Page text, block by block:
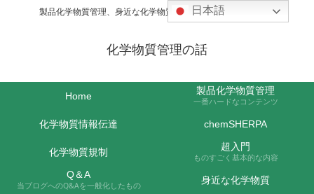
製品化学物質管理、身近な化学物質などの話題を取り上げます
化学物質管理の話
Home 製品化学物質管理
一番ハードなコンテンツ
化学物質情報伝達 chemSHERPA
化学物質規制 超入門
ものすごく基本的な内容
Q＆A
当ブログへのQ&Aを一般化したもの 身近な化学物質
日本語